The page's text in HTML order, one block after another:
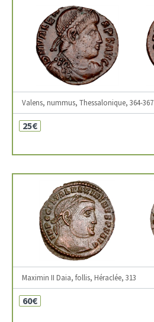
Valens, nummus, Thessalonique, 364-367
25€
Maximin II Daia, follis, Héraclée, 313
60€